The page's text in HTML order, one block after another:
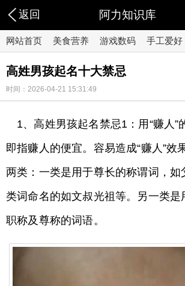
返回 阿力知识库
网站首页 美食营养 游戏数码 手工爱好
高姓男孩起名十大禁忌
时间：2026-04-21 15:31:49
1、高姓男孩起名禁忌1：用“赚人”
即指赚人的便宜。容易造成“赚人”效
两类：一类是用于尊长的称谓词，如
类词命名的如文叔光祖等。另一类是
职称及尊称的词语。